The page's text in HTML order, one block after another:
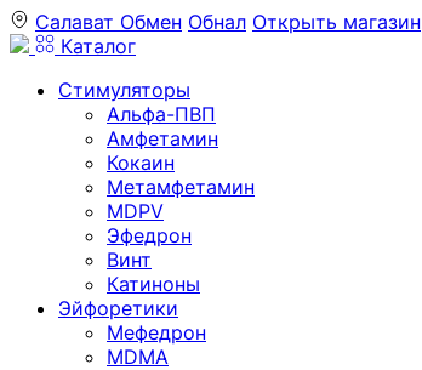
Салават Обмен Обнал Открыть магазин
Каталог
Стимуляторы
Альфа-ПВП
Амфетамин
Кокаин
Метамфетамин
MDPV
Эфедрон
Винт
Катиноны
Эйфоретики
Мефедрон
MDMA